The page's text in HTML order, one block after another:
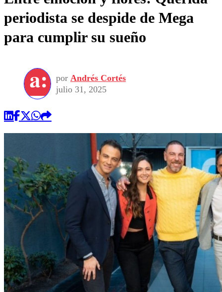
periodista se despide de Mega
para cumplir su sueño
por Andrés Cortés
julio 31, 2025